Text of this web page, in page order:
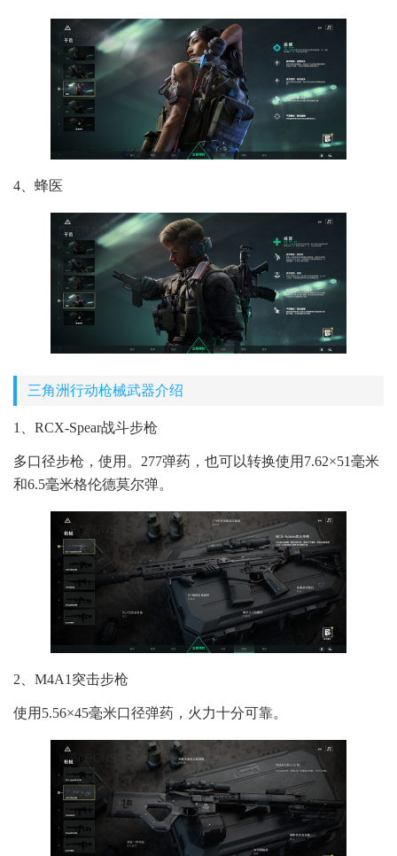
4、蜂医
三角洲行动枪械武器介绍
1、RCX-Spear战斗步枪
多口径步枪，使用。277弹药，也可以转换使用7.62×51毫米
和6.5毫米格伦德莫尔弹。
2、M4A1突击步枪
使用5.56×45毫米口径弹药，火力十分可靠。